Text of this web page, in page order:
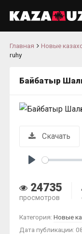
Главная Новые
ruhy
Байбатыр
Скачать
24735
просмотров
Категория: Новые
Дата публикации: